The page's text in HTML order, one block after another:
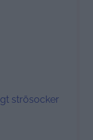
strösocker